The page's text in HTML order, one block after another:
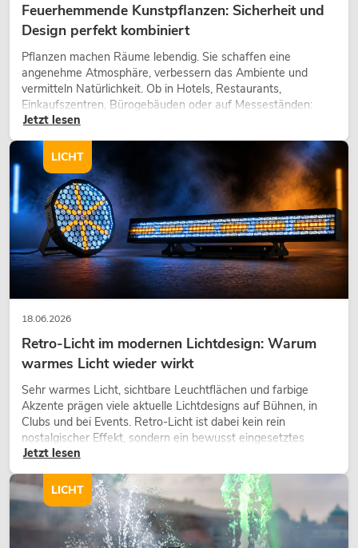
Feuerhemmende Kunstpflanzen: Sicherheit und
Design perfekt kombiniert
Pflanzen machen Räume lebendig. Sie schaffen eine
angenehme Atmosphäre, verbessern das Ambiente und
vermitteln Natürlichkeit. Ob in Hotels, Restaurants,
Einkaufszentren, Bürogebäuden oder auf Messeständen:
eine hochwertige Begrünung gehört heute längst zum
modernen Raumkonzept.
Jetzt lesen
18.06.2026
Retro-Licht im modernen Lichtdesign: Warum
warmes Licht wieder wirkt
Sehr warmes Licht, sichtbare Leuchtflächen und farbige
Akzente prägen viele aktuelle Lichtdesigns auf Bühnen, in
Clubs und bei Events. Retro-Licht ist dabei kein rein
nostalgischer Effekt, sondern ein bewusst eingesetztes
Gestaltungsmittel: Es schafft Atmosphäre, gibt Szenen
Charakter und kann technische LED-Setups emotionaler
wirken lassen.
Jetzt lesen
LICHT
LICHT